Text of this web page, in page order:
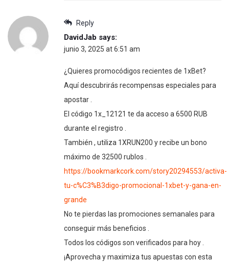
Reply
DavidJab says:
junio 3, 2025 at 6:51 am
¿Quieres promocódigos recientes de 1xBet?
Aquí descubrirás recompensas especiales para
apostar .
El código 1x_12121 te da acceso a 6500 RUB
durante el registro .
También , utiliza 1XRUN200 y recibe un bono
máximo de 32500 rublos .
https://bookmarkcork.com/story20294553/activa-
tu-c%C3%B3digo-promocional-1xbet-y-gana-en-
grande
No te pierdas las promociones semanales para
conseguir más beneficios .
Todos los códigos son verificados para hoy .
¡Aprovecha y maximiza tus apuestas con esta